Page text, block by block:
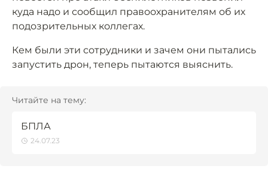
куда надо и сообщил правоохранителям об их
подозрительных коллегах.
Кем были эти сотрудники и зачем они пытались
запустить дрон, теперь пытаются выяснить.
Читайте на тему:
БПЛА
24.07.23